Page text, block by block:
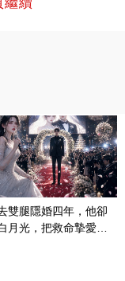
雙腿隱婚四年，他卻
月光，把救命摯愛當